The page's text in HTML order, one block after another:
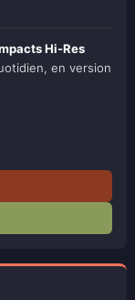
Hi-Res
en version